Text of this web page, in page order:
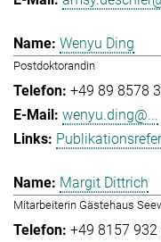
Wenyu Ding
Postdoktorandin
+49 89 8578
wenyu.ding@...
Margit Dittrich
Mitarbeiterin Gästehaus
+49 8157 932